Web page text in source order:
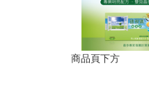
商品頁下方